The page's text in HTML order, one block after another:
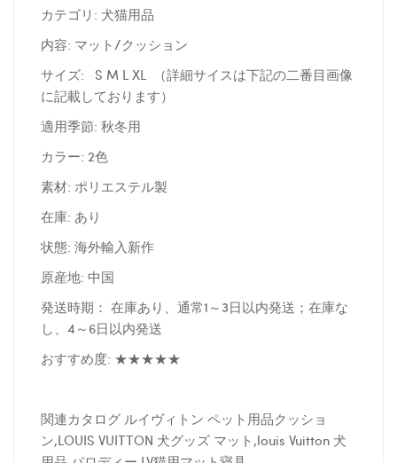
カテゴリ: 犬猫用品
内容: マット/クッション
サイズ: S M L XL （詳細サイスは下記の二番目画像
に記載しております）
適用季節: 秋冬用
カラー: 2色
素材: ポリエステル製
在庫: あり
状態: 海外輸入新作
原産地: 中国
発送時期： 在庫あり、通常1～3日以内発送；在庫な
し、4～6日以内発送
おすすめ度: ★★★★★
関連カタログ ルイヴィトン ペット用品クッショ
ン,LOUIS VUITTON 犬グッズ マット,louis Vuitton 犬